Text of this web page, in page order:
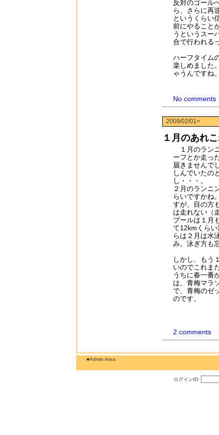
反対のゴール
ら、さらに再
というくらい
前にやること
うというスー
合で行われる
ハーフタイム
楽しめました
ゃうんですね
No comments
2009/02/01>
１月のあれ
１月のラン
ーフとか走っ
届きませんで
しんでいたの
し・・・。
２月のランニ
らいですかね
すが、目の方
は走れない（
プールは１月
て12kmくら
らは２月は水
み。泳ぎ方も
しかし、もう
いのでこれま
うちに春一番
は、青梅マラ
で、青梅のゼ
のです。
2 comments
■Admin Area
ログインID: